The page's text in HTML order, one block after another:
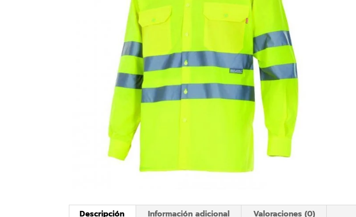
Descripción Información adicional Valoraciones (0)